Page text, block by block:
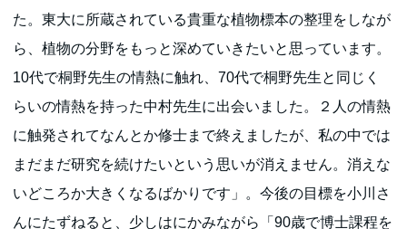
た。東大に所蔵されている貴重な植物標本の整理をしなが
ら、植物の分野をもっと深めていきたいと思っています。
10代で桐野先生の情熱に触れ、70代で桐野先生と同じく
らいの情熱を持った中村先生に出会いました。２人の情熱
に触発されてなんとか修士まで終えましたが、私の中では
まだまだ研究を続けたいという思いが消えません。消えな
いどころか大きくなるばかりです」。今後の目標を小川さ
んにたずねると、少しはにかみながら「90歳で博士課程を